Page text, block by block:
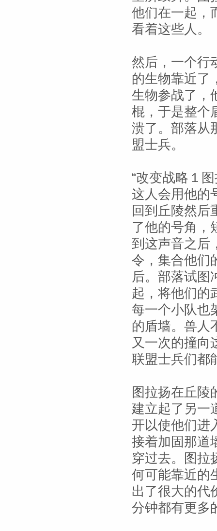
他们在一起，
看着这些人。
然后，一个行
的生物靠近了
生物参战了，
棍，于是整个
溃了。部落从
盟士兵。
“改变战略１
这人会用他的
回到丘陵然后
了他的号角，
到这声音之后
令，集合他们
后。部落试图
起，将他们的
每一个小队也
的盾墙。兽人
又一次的撞向
联盟士兵们都
图拉扬在丘陵
建立起了另一
开以使他们进
接着加固那道
穿过去。图拉
何可能靠近的
出了很大的代
分钟都有更多